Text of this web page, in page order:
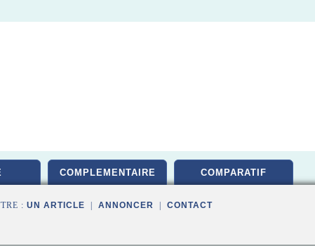
COMPLEMENTAIRE COMPARATIF
: UN ARTICLE ANNONCER CONTACT